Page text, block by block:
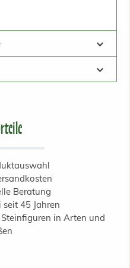
Beratung
45 Jahren
in Arten und